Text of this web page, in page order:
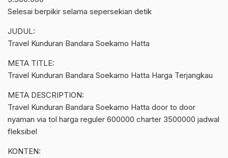
Selesai berpikir selama sepersekian detik
JUDUL:
Travel Kunduran Bandara Soekarno Hatta
META TITLE:
Travel Kunduran Bandara Soekarno Hatta Harga Terjangkau
META DESCRIPTION:
Travel Kunduran Bandara Soekarno Hatta door to door
nyaman via tol harga reguler 600000 charter 3500000 jadwal
fleksibel
KONTEN: